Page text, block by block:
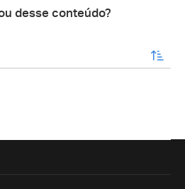
desse conteúdo?
enviar